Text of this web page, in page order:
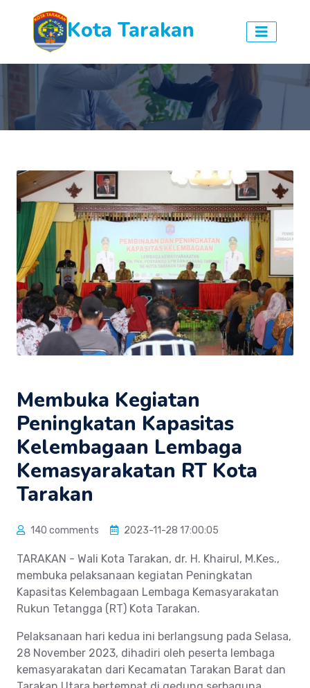
Kota Tarakan
Membuka Kegiatan
Peningkatan Kapasitas
Kelembagaan Lembaga
Kemasyarakatan RT Kota
Tarakan
140 comments 2023-11-28 17:00:05
TARAKAN - Wali Kota Tarakan, dr. H. Khairul, M.Kes.,
membuka pelaksanaan kegiatan Peningkatan
Kapasitas Kelembagaan Lembaga Kemasyarakatan
Rukun Tetangga (RT) Kota Tarakan.
Pelaksanaan hari kedua ini berlangsung pada Selasa,
28 November 2023, dihadiri oleh peserta lembaga
kemasyarakatan dari Kecamatan Tarakan Barat dan